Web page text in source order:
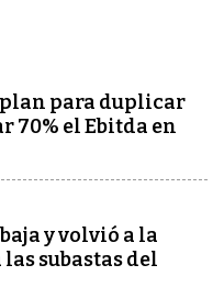
para duplicar
70% el Ebitda en
y volvió a la
subastas del